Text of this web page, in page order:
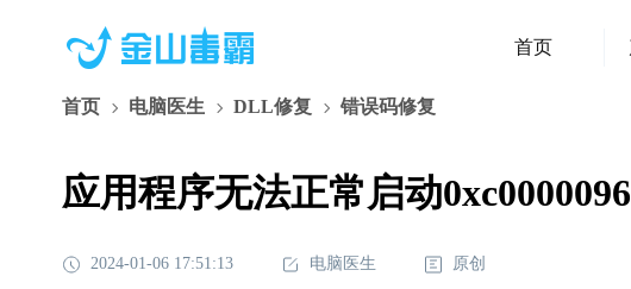
首页
首页 电脑医生 DLL修复 错误码修复
应用程序无法正常启动0xc0000096
2024-01-06 17:51:13 电脑医生 原创